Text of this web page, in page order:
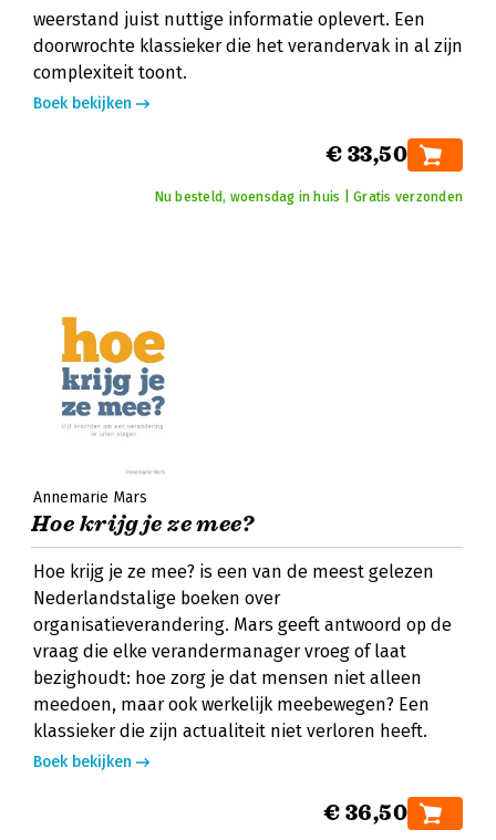
weerstand juist nuttige informatie oplevert. Een
doorwrochte klassieker die het verandervak in al zijn
complexiteit toont.
Boek bekijken
€ 33,50
Nu besteld, woensdag in huis | Gratis verzonden
Annemarie Mars
Hoe krijg je ze mee?
Hoe krijg je ze mee? is een van de meest gelezen
Nederlandstalige boeken over
organisatieverandering. Mars geeft antwoord op de
vraag die elke verandermanager vroeg of laat
bezighoudt: hoe zorg je dat mensen niet alleen
meedoen, maar ook werkelijk meebewegen? Een
klassieker die zijn actualiteit niet verloren heeft.
Boek bekijken
€ 36,50